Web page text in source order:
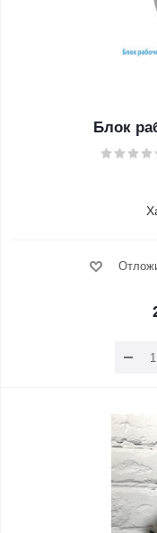
Блок